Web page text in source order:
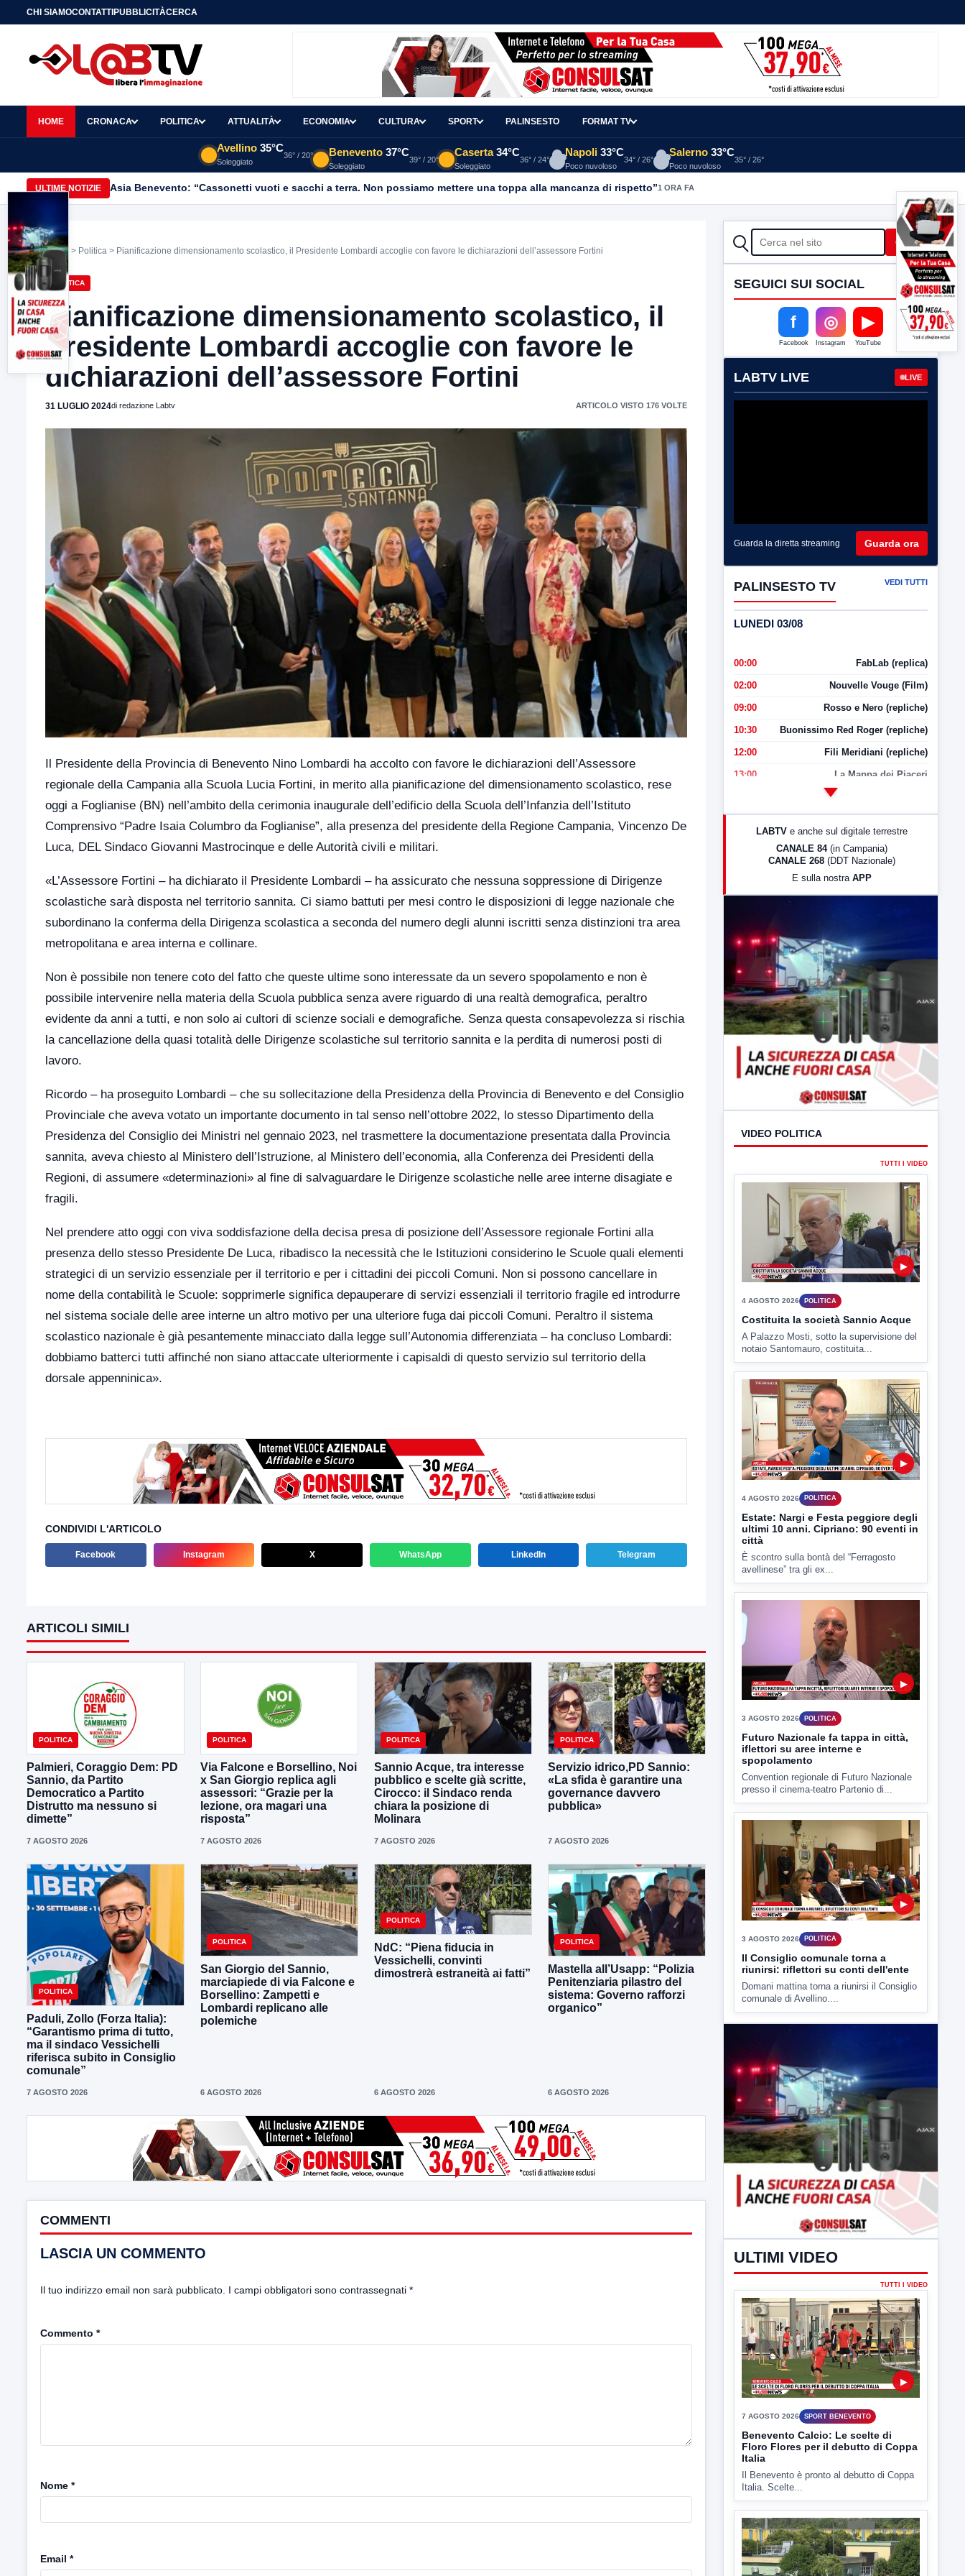
CHI SIAMOCONTATTIPUBBLICITÀCERCA
HOME CRONACA POLITICA ATTUALITÀ ECONOMIA CULTURA SPORT PALINSESTO FORMAT TV
Avellino 35°C
Soleggiato
36° / 20° Benevento 37°C
Soleggiato
39° / 20°
Caserta 34°C
Soleggiato
36° / 24°
Napoli 33°C
Poco nuvoloso
34° / 26°
Salerno 33°C
Poco nuvoloso
35° / 26°
ULTIME NOTIZIE Asia Benevento: “Cassonetti vuoti e sacchi a terra. Non possiamo mettere una toppa alla mancanza di rispetto”1 ORA FA
Home > Politica > Pianificazione dimensionamento scolastico, il Presidente Lombardi accoglie con favore le dichiarazioni dell’assessore Fortini
POLITICA
Pianificazione dimensionamento scolastico, il
Presidente Lombardi accoglie con favore le
dichiarazioni dell’assessore Fortini
31 LUGLIO 2024di redazione Labtv ARTICOLO VISTO 176 VOLTE
Il Presidente della Provincia di Benevento Nino Lombardi ha accolto con favore le dichiarazioni dell’Assessore
regionale della Campania alla Scuola Lucia Fortini, in merito alla pianificazione del dimensionamento scolastico, rese
oggi a Foglianise (BN) nell’ambito della cerimonia inaugurale dell’edificio della Scuola dell’Infanzia dell’Istituto
Comprensivo “Padre Isaia Columbro da Foglianise”, alla presenza del presidente della Regione Campania, Vincenzo De
Luca, DEL Sindaco Giovanni Mastrocinque e delle Autorità civili e militari.
«L’Assessore Fortini – ha dichiarato il Presidente Lombardi – ha assicurato che nessuna soppressione di Dirigenze
scolastiche sarà disposta nel territorio sannita. Ci siamo battuti per mesi contro le disposizioni di legge nazionale che
subordinano la conferma della Dirigenza scolastica a seconda del numero degli alunni iscritti senza distinzioni tra area
metropolitana e area interna e collinare.
Non è possibile non tenere coto del fatto che queste ultime sono interessate da un severo spopolamento e non è
possibile intervenire nella materia della Scuola pubblica senza avere riguardo di una realtà demografica, peraltro
evidente da anni a tutti, e non solo ai cultori di scienze sociali e demografiche. Senza questa consapevolezza si rischia
la cancellazione della quasi totalità delle Dirigenze scolastiche sul territorio sannita e la perdita di numerosi posti di
lavoro.
Ricordo – ha proseguito Lombardi – che su sollecitazione della Presidenza della Provincia di Benevento e del Consiglio
Provinciale che aveva votato un importante documento in tal senso nell’ottobre 2022, lo stesso Dipartimento della
Presidenza del Consiglio dei Ministri nel gennaio 2023, nel trasmettere la documentazione presentata dalla Provincia
sannita, aveva chiesto al Ministero dell’Istruzione, al Ministero dell’economia, alla Conferenza dei Presidenti della
Regioni, di assumere «determinazioni» al fine di salvaguardare le Dirigenze scolastiche nelle aree interne disagiate e
fragili.
Nel prendere atto oggi con viva soddisfazione della decisa presa di posizione dell’Assessore regionale Fortini alla
presenza dello stesso Presidente De Luca, ribadisco la necessità che le Istituzioni considerino le Scuole quali elementi
strategici di un servizio essenziale per il territorio e per i cittadini dei piccoli Comuni. Non si possono cancellare in
nome della contabilità le Scuole: sopprimerle significa depauperare di servizi essenziali il territorio fragile ed introdurre
nel sistema sociale delle aree interne un altro motivo per una ulteriore fuga dai piccoli Comuni. Peraltro il sistema
scolastico nazionale è già pesantemente minacciato dalla legge sull’Autonomia differenziata – ha concluso Lombardi:
dobbiamo batterci tutti affinché non siano attaccate ulteriormente i capisaldi di questo servizio sul territorio della
dorsale appenninica».
CONDIVIDI L'ARTICOLO
Facebook Instagram X WhatsApp LinkedIn Telegram
ARTICOLI SIMILI
POLITICA
Palmieri, Coraggio Dem: PD
Sannio, da Partito
Democratico a Partito
Distrutto ma nessuno si
dimette”
7 AGOSTO 2026
POLITICA
Via Falcone e Borsellino, Noi
x San Giorgio replica agli
assessori: “Grazie per la
lezione, ora magari una
risposta”
7 AGOSTO 2026
POLITICA
Sannio Acque, tra interesse
pubblico e scelte già scritte,
Cirocco: il Sindaco renda
chiara la posizione di
Molinara
7 AGOSTO 2026
POLITICA
Servizio idrico,PD Sannio:
«La sfida è garantire una
governance davvero
pubblica»
7 AGOSTO 2026
POLITICA
Paduli, Zollo (Forza Italia):
“Garantismo prima di tutto,
ma il sindaco Vessichelli
riferisca subito in Consiglio
comunale”
7 AGOSTO 2026
POLITICA
San Giorgio del Sannio,
marciapiede di via Falcone e
Borsellino: Zampetti e
Lombardi replicano alle
polemiche
6 AGOSTO 2026
POLITICA
NdC: “Piena fiducia in
Vessichelli, convinti
dimostrerà estraneità ai fatti”
6 AGOSTO 2026
POLITICA
Mastella all’Usapp: “Polizia
Penitenziaria pilastro del
sistema: Governo rafforzi
organico”
6 AGOSTO 2026
COMMENTI
LASCIA UN COMMENTO
Il tuo indirizzo email non sarà pubblicato. I campi obbligatori sono contrassegnati *
Commento *
Nome *
Email *
CERCA Cerca
SEGUICI SUI SOCIAL
f
Facebook
◎
Instagram
▶
YouTube
LABTV LIVE LIVE
Guarda la diretta streaming Guarda ora
PALINSESTO TV VEDI TUTTI
LUNEDI 03/08
00:00 FabLab (replica)
02:00 Nouvelle Vouge (Film)
09:00 Rosso e Nero (repliche)
10:30 Buonissimo Red Roger (repliche)
12:00 Fili Meridiani (repliche)
13:00 La Mappa dei Piaceri
LabNews (Diretta)
LABTV e anche sul digitale terrestre
CANALE 84 (in Campania)
CANALE 268 (DDT Nazionale)
E sulla nostra APP
VIDEO POLITICA
TUTTI I VIDEO
▶
4 AGOSTO 2026 POLITICA
Costituita la società Sannio Acque
A Palazzo Mosti, sotto la supervisione del
notaio Santomauro, costituita...
▶
4 AGOSTO 2026 POLITICA
Estate: Nargi e Festa peggiore degli
ultimi 10 anni. Cipriano: 90 eventi in
città
È scontro sulla bontà del “Ferragosto
avellinese” tra gli ex...
▶
3 AGOSTO 2026 POLITICA
Futuro Nazionale fa tappa in città,
iflettori su aree interne e
spopolamento
Convention regionale di Futuro Nazionale
presso il cinema-teatro Partenio di...
▶
3 AGOSTO 2026 POLITICA
Il Consiglio comunale torna a
riunirsi: riflettori su conti dell'ente
Domani mattina torna a riunirsi il Consiglio
comunale di Avellino....
ULTIMI VIDEO
TUTTI I VIDEO
▶
7 AGOSTO 2026 SPORT BENEVENTO
Benevento Calcio: Le scelte di
Floro Flores per il debutto di Coppa
Italia
Il Benevento è pronto al debutto di Coppa
Italia. Scelte...